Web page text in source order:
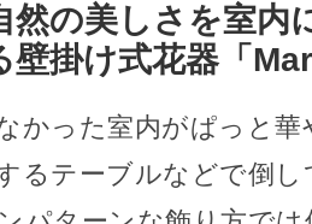
然の美しさを室内
壁掛け式花器「
かった室内がぱっと
るテーブルなどで倒